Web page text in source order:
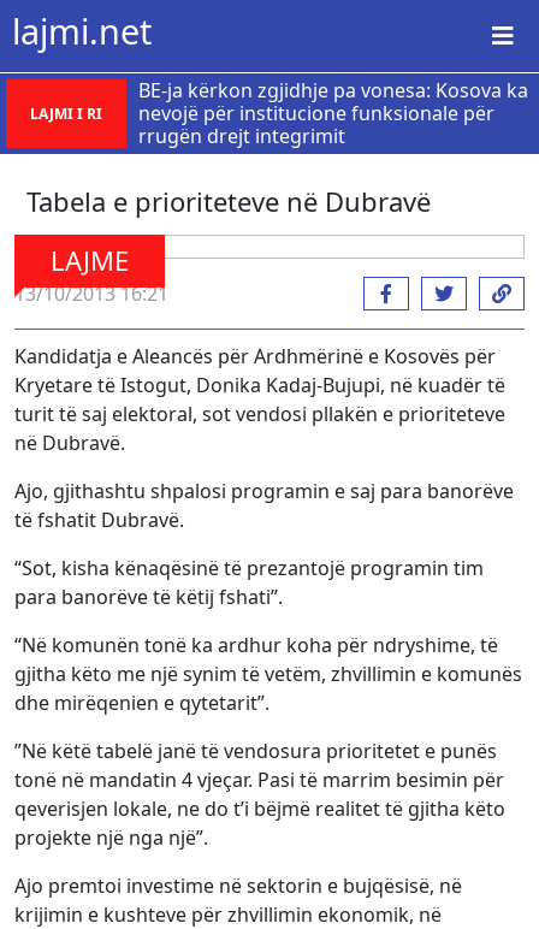
lajmi.net
LAJMI I RI
BE-ja kërkon zgjidhje pa vonesa: Kosova ka
nevojë për institucione funksionale për
rrugën drejt integrimit
Tabela e prioriteteve në Dubravë
LAJME
13/10/2013 16:21
Kandidatja e Aleancës për Ardhmërinë e Kosovës për
Kryetare të Istogut, Donika Kadaj-Bujupi, në kuadër të
turit të saj elektoral, sot vendosi pllakën e prioriteteve
në Dubravë.
Ajo, gjithashtu shpalosi programin e saj para banorëve
të fshatit Dubravë.
“Sot, kisha kënaqësinë të prezantojë programin tim
para banorëve të këtij fshati”.
“Në komunën tonë ka ardhur koha për ndryshime, të
gjitha këto me një synim të vetëm, zhvillimin e komunës
dhe mirëqenien e qytetarit”.
”Në këtë tabelë janë të vendosura prioritetet e punës
tonë në mandatin 4 vjeçar. Pasi të marrim besimin për
qeverisjen lokale, ne do t’i bëjmë realitet të gjitha këto
projekte një nga një”.
Ajo premtoi investime në sektorin e bujqësisë, në
krijimin e kushteve për zhvillimin ekonomik, në